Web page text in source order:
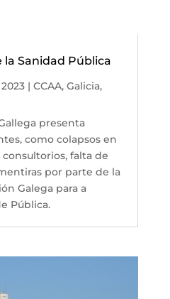
Sanidad Pública
| CCAA, Galicia,
presenta
como colapsos en
falta de
por parte de la
Galega para a
Pública.